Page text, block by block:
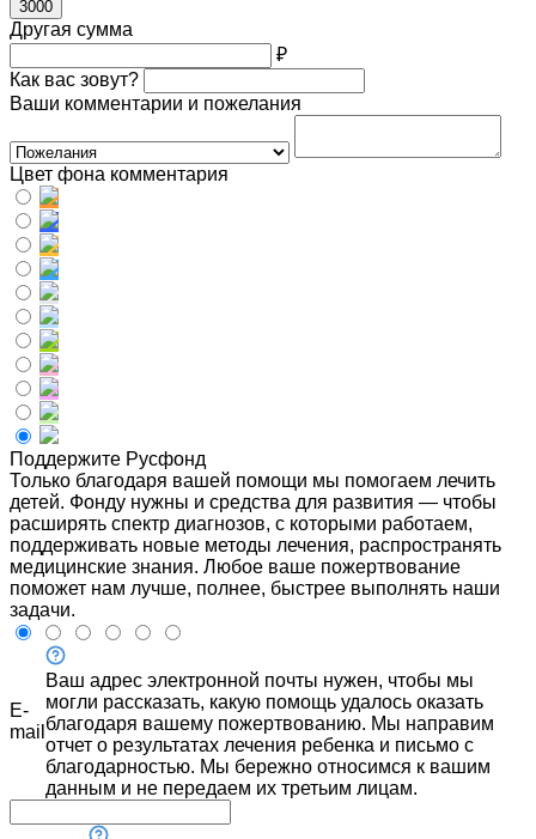
3000
Другая сумма
₽
Как вас зовут?
Ваши комментарии и пожелания
Цвет фона комментария
Поддержите Русфонд
Только благодаря вашей помощи мы помогаем лечить
детей. Фонду нужны и средства для развития — чтобы
расширять спектр диагнозов, с которыми работаем,
поддерживать новые методы лечения, распространять
медицинские знания. Любое ваше пожертвование
поможет нам лучше, полнее, быстрее выполнять наши
задачи.
E-
mail
Ваш адрес электронной почты нужен, чтобы мы
могли рассказать, какую помощь удалось оказать
благодаря вашему пожертвованию. Мы направим
отчет о результатах лечения ребенка и письмо с
благодарностью. Мы бережно относимся к вашим
данным и не передаем их третьим лицам.